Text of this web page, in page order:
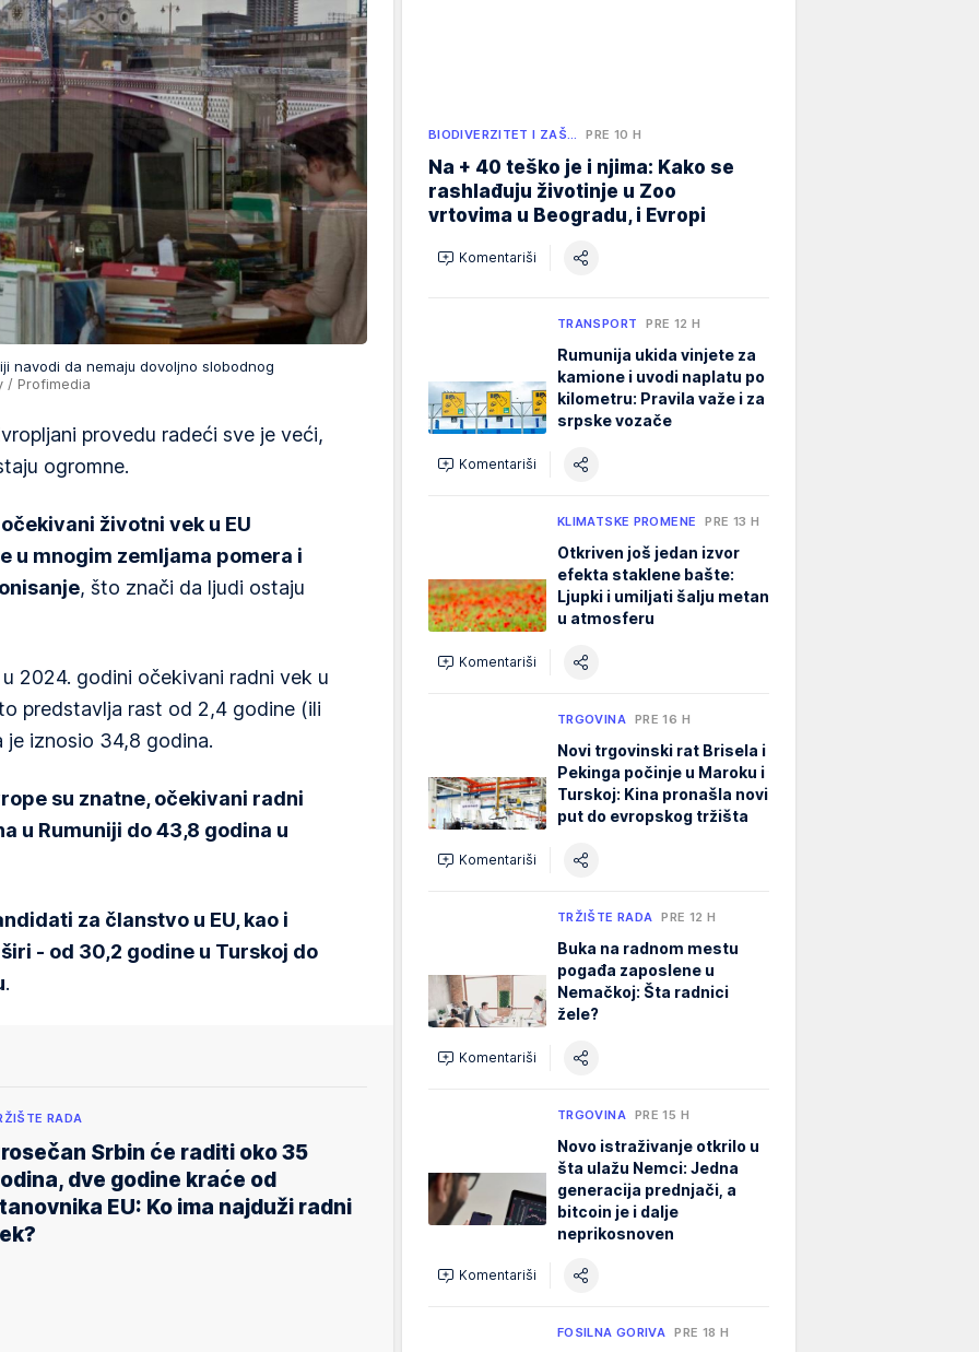
navodi da nemaju dovoljno slobodnog
/ Profimedia
provedu radeći sve je veći,
ogromne.
životni vek u EU
u mnogim zemljama pomera i
, što znači da ljudi ostaju
2024. godini očekivani radni vek u
predstavlja rast od 2,4 godine (ili
je iznosio 34,8 godina.
su znatne, očekivani radni
u Rumuniji do 43,8 godina u
za članstvo u EU, kao i
- od 30,2 godine u Turskoj do
.
RADA
Srbin će raditi oko 35
dve godine kraće od
EU: Ko ima najduži radni
BIODIVERZITET I ZAŠ… PRE 10 H
Na + 40 teško je i njima: Kako se
rashlađuju životinje u Zoo
vrtovima u Beogradu, i Evropi
Komentariši
TRANSPORT PRE 12 H
Rumunija ukida vinjete za
kamione i uvodi naplatu po
kilometru: Pravila važe i za
srpske vozače
Komentariši
KLIMATSKE PROMENE PRE 13 H
Otkriven još jedan izvor
efekta staklene bašte:
Ljupki i umiljati šalju metan
u atmosferu
Komentariši
TRGOVINA PRE 16 H
Novi trgovinski rat Brisela i
Pekinga počinje u Maroku i
Turskoj: Kina pronašla novi
put do evropskog tržišta
Komentariši
TRŽIŠTE RADA PRE 12 H
Buka na radnom mestu
pogađa zaposlene u
Nemačkoj: Šta radnici
žele?
Komentariši
TRGOVINA PRE 15 H
Novo istraživanje otkrilo u
šta ulažu Nemci: Jedna
generacija prednjači, a
bitcoin je i dalje
neprikosnoven
Komentariši
FOSILNA GORIVA PRE 18 H